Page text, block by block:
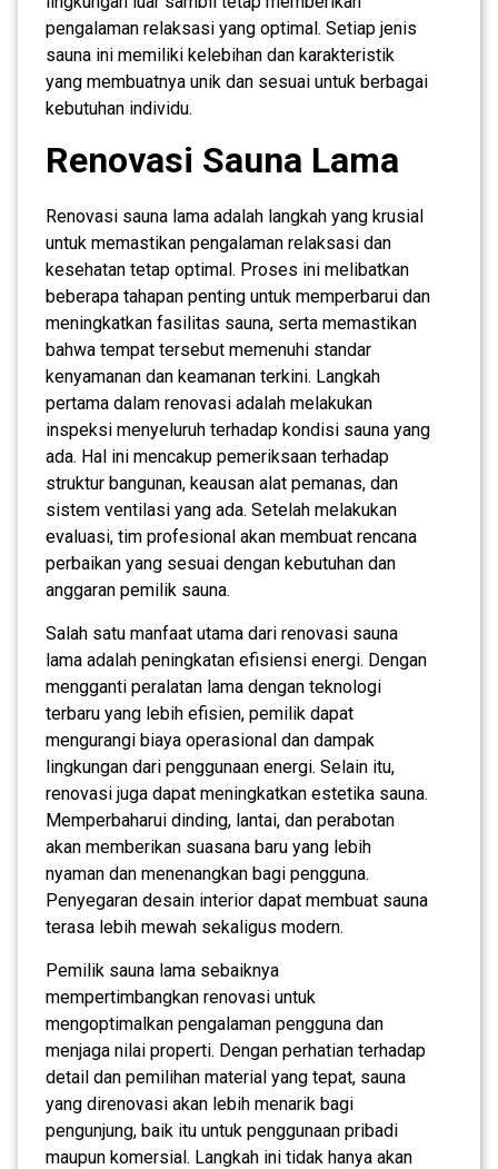
pengalaman relaksasi yang optimal. Setiap jenis
sauna ini memiliki kelebihan dan karakteristik
yang membuatnya unik dan sesuai untuk berbagai
kebutuhan individu.
Renovasi Sauna Lama
Renovasi sauna lama adalah langkah yang krusial
untuk memastikan pengalaman relaksasi dan
kesehatan tetap optimal. Proses ini melibatkan
beberapa tahapan penting untuk memperbarui dan
meningkatkan fasilitas sauna, serta memastikan
bahwa tempat tersebut memenuhi standar
kenyamanan dan keamanan terkini. Langkah
pertama dalam renovasi adalah melakukan
inspeksi menyeluruh terhadap kondisi sauna yang
ada. Hal ini mencakup pemeriksaan terhadap
struktur bangunan, keausan alat pemanas, dan
sistem ventilasi yang ada. Setelah melakukan
evaluasi, tim profesional akan membuat rencana
perbaikan yang sesuai dengan kebutuhan dan
anggaran pemilik sauna.
Salah satu manfaat utama dari renovasi sauna
lama adalah peningkatan efisiensi energi. Dengan
mengganti peralatan lama dengan teknologi
terbaru yang lebih efisien, pemilik dapat
mengurangi biaya operasional dan dampak
lingkungan dari penggunaan energi. Selain itu,
renovasi juga dapat meningkatkan estetika sauna.
Memperbaharui dinding, lantai, dan perabotan
akan memberikan suasana baru yang lebih
nyaman dan menenangkan bagi pengguna.
Penyegaran desain interior dapat membuat sauna
terasa lebih mewah sekaligus modern.
Pemilik sauna lama sebaiknya
mempertimbangkan renovasi untuk
mengoptimalkan pengalaman pengguna dan
menjaga nilai properti. Dengan perhatian terhadap
detail dan pemilihan material yang tepat, sauna
yang direnovasi akan lebih menarik bagi
pengunjung, baik itu untuk penggunaan pribadi
maupun komersial. Langkah ini tidak hanya akan